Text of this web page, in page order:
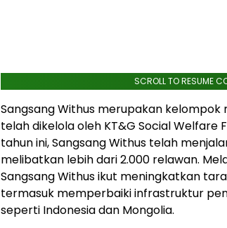
SCROLL TO RESUME
Sangsang Withus merupakan kelompok
telah dikelola oleh KT&G Social Welfare
tahun ini, Sangsang Withus telah
melibatkan lebih dari 2.000 relawan.
Sangsang Withus ikut meningkatkan
termasuk memperbaiki infrastruktur
seperti Indonesia dan Mongolia.